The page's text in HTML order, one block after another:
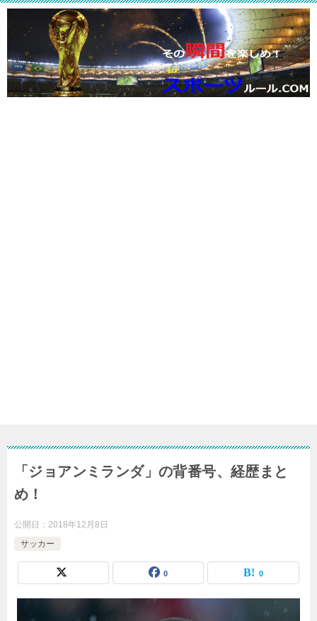
「ジョアンミランダ」の背番号、経歴まと
め！
公開日： 2018年12月8日
サッカー
0 0